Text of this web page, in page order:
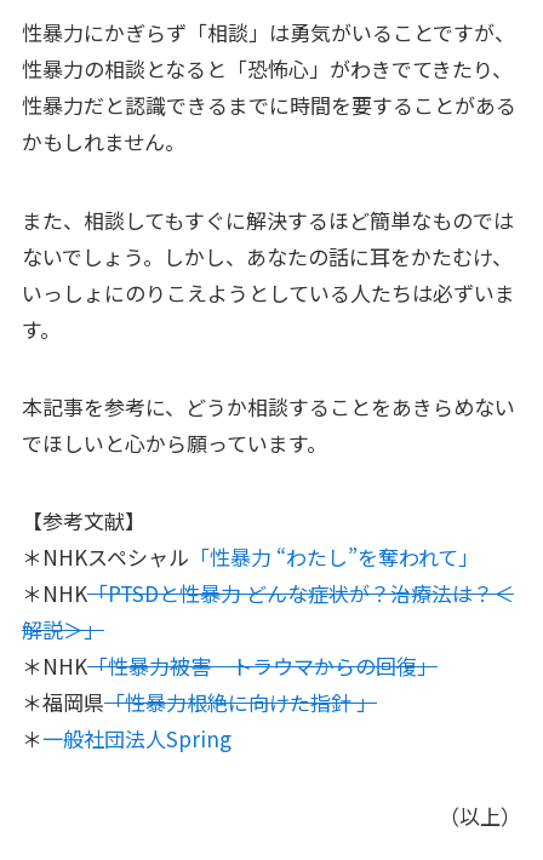
性暴力にかぎらず「相談」は勇気がいることですが、
性暴力の相談となると「恐怖心」がわきでてきたり、
性暴力だと認識できるまでに時間を要することがある
かもしれません。
また、相談してもすぐに解決するほど簡単なものでは
ないでしょう。しかし、あなたの話に耳をかたむけ、
いっしょにのりこえようとしている人たちは必ずいま
す。
本記事を参考に、どうか相談することをあきらめない
でほしいと心から願っています。
【参考文献】
＊NHKスペシャル 「性暴力 “わたし”を奪われて」
＊NHK「PTSDと性暴力 どんな症状が？治療法は？＜
解説＞」
＊NHK「性暴力被害 トラウマからの回復」
＊福岡県「性暴力根絶に向けた指針 」
＊一般社団法人Spring
（以上）